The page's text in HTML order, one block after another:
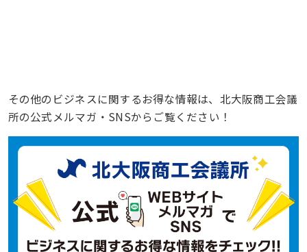
その他のビジネスに関するお得な情報は、北大阪商工会議
所の公式メルマガ・SNSからご覧ください！